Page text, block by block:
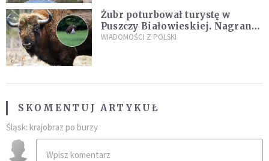
Żubr poturbował turystę w
Puszczy Białowieskiej. Nagranie
daje do myślenia
WIADOMOŚCI Z POLSKI
SKOMENTUJ ARTYKUŁ
Śląsk: krajobraz po burzy